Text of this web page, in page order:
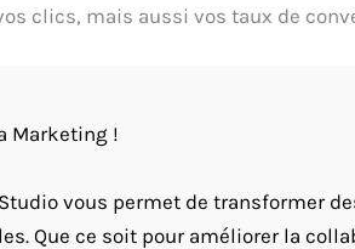
clics, mais aussi vos taux de
Marketing !
vous permet de transformer
Que ce soit pour améliorer la